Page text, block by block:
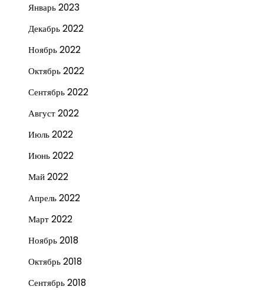
Январь 2023
Декабрь 2022
Ноябрь 2022
Октябрь 2022
Сентябрь 2022
Август 2022
Июль 2022
Июнь 2022
Май 2022
Апрель 2022
Март 2022
Ноябрь 2018
Октябрь 2018
Сентябрь 2018